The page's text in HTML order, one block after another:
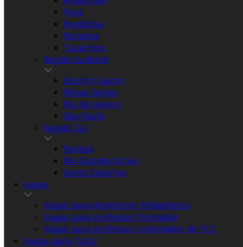
Pará
Rondônia
Roraima
Tocantins
Região Sudeste
Espírito Santo
Minas Gerais
Rio de Janeiro
São Paulo
Região Sul
Paraná
Rio Grande do Sul
Santa Catarina
Vagas
Vagas para Assistente Pedagógico
Vagas para professor formador
Vagas para professor orientador de TCC
Vagas para Tutor